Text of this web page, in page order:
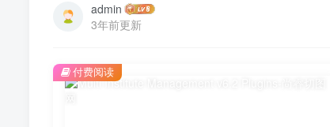
admin
3年前更新
付费阅读